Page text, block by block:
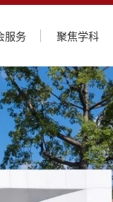
服务 聚焦学科